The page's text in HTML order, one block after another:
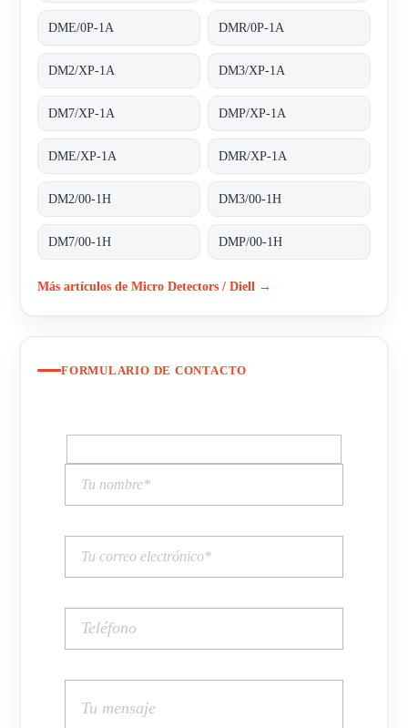
DME/0P-1A DMR/0P-1A
DM2/XP-1A DM3/XP-1A
DM7/XP-1A DMP/XP-1A
DME/XP-1A DMR/XP-1A
DM2/00-1H DM3/00-1H
DM7/00-1H DMP/00-1H
Más artículos de Micro Detectors / Diell →
FORMULARIO DE CONTACTO